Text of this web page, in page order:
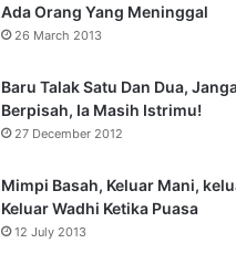
Ada Orang Yang Meninggal
26 March 2013
Baru Talak Satu Dan Dua,
Berpisah, Ia Masih Istrimu!
27 December 2012
Mimpi Basah, Keluar Mani,
Keluar Wadhi Ketika Puasa
12 July 2013